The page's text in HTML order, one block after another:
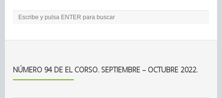
NÚMERO 94 DE EL CORSO. SEPTIEMBRE – OCTUBRE 2022.